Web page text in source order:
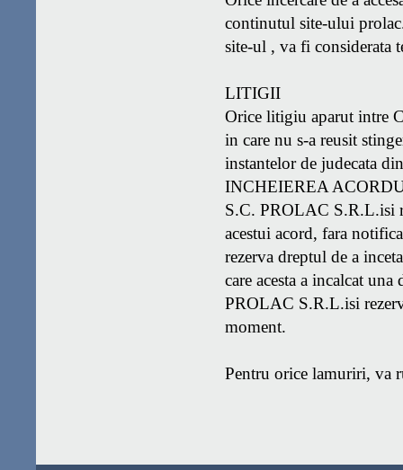
continutul site-ului
site-ul , va fi considerata
LITIGII
Orice litigiu aparut intre
in care nu s-a reusit
instantelor de judecata
INCHEIEREA
S.C. PROLAC S.R.L.isi
acestui acord, fara
rezerva dreptul de a
care acesta a incalcat
PROLAC S.R.L.isi
moment.
Pentru orice lamuriri, va